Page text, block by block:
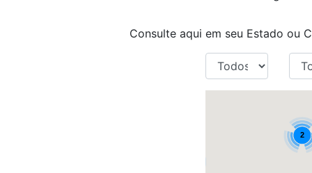
Consulte aqui em seu Estado ou
2